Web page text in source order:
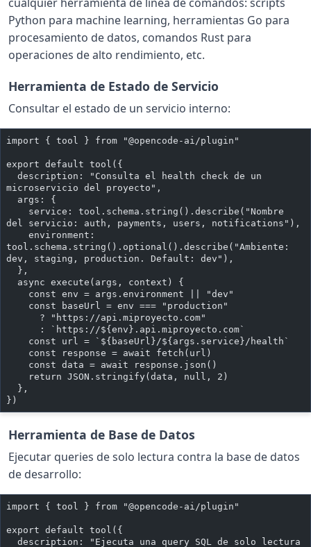
Python para machine learning, herramientas Go para
procesamiento de datos, comandos Rust para
operaciones de alto rendimiento, etc.
Herramienta de Estado de Servicio
Consultar el estado de un servicio interno:
import { tool } from "@opencode-ai/plugin"
export default tool({
microservicio del proyecto",
  args: {
del servicio: auth, payments, users, notifications"),
tool.schema.string().optional().describe("Ambiente:
dev, staging, production. Default: dev"),
  },
  async execute(args, context) {
    const env = args.environment || "dev"
    const baseUrl = env === "production"
      ? "https://api.miproyecto.com"
      : `https://${env}.api.miproyecto.com`
    const url = `${baseUrl}/${args.service}/health`
    const response = await fetch(url)
    const data = await response.json()
    return JSON.stringify(data, null, 2)
  },
})
Herramienta de Base de Datos
Ejecutar queries de solo lectura contra la base de datos
de desarrollo:
import { tool } from "@opencode-ai/plugin"
export default tool({